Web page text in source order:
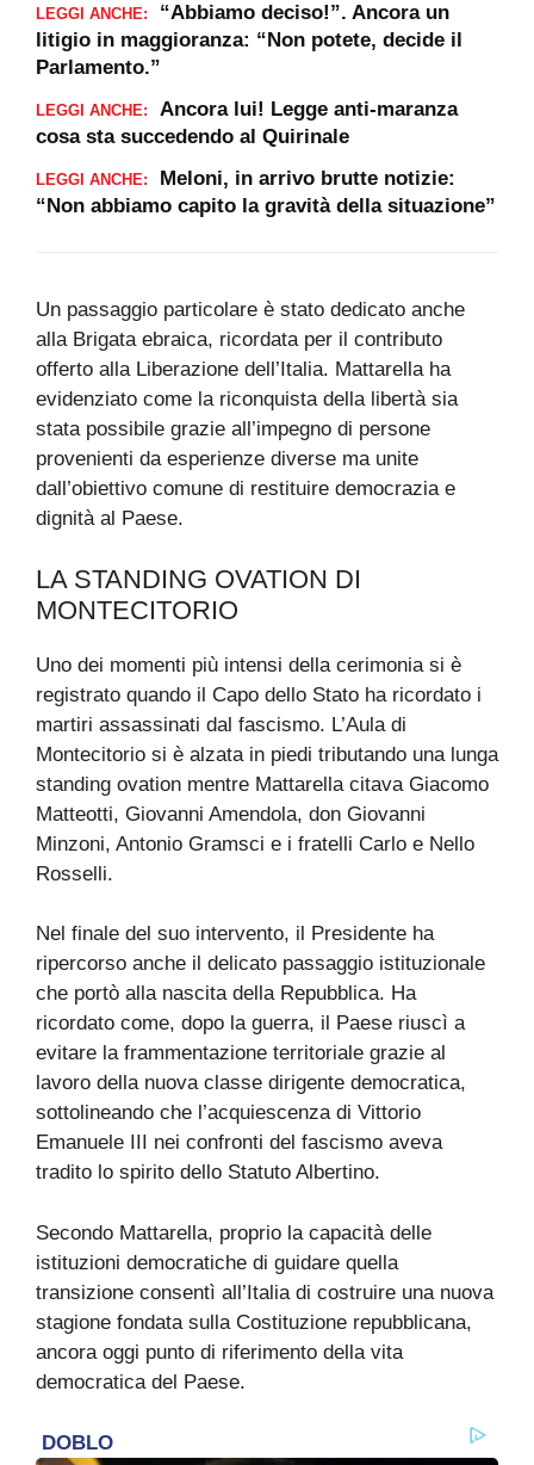
LEGGI ANCHE:
“Abbiamo deciso!”. Ancora un
litigio in maggioranza: “Non potete, decide il
Parlamento.”
LEGGI ANCHE:
Ancora lui! Legge anti-maranza
cosa sta succedendo al Quirinale
LEGGI ANCHE:
Meloni, in arrivo brutte notizie:
“Non abbiamo capito la gravità della situazione”
Un passaggio particolare è stato dedicato anche
alla Brigata ebraica, ricordata per il contributo
offerto alla Liberazione dell’Italia. Mattarella ha
evidenziato come la riconquista della libertà sia
stata possibile grazie all’impegno di persone
provenienti da esperienze diverse ma unite
dall’obiettivo comune di restituire democrazia e
dignità al Paese.
LA STANDING OVATION DI
MONTECITORIO
Uno dei momenti più intensi della cerimonia si è
registrato quando il Capo dello Stato ha ricordato i
martiri assassinati dal fascismo. L’Aula di
Montecitorio si è alzata in piedi tributando una lunga
standing ovation mentre Mattarella citava Giacomo
Matteotti, Giovanni Amendola, don Giovanni
Minzoni, Antonio Gramsci e i fratelli Carlo e Nello
Rosselli.
Nel finale del suo intervento, il Presidente ha
ripercorso anche il delicato passaggio istituzionale
che portò alla nascita della Repubblica. Ha
ricordato come, dopo la guerra, il Paese riuscì a
evitare la frammentazione territoriale grazie al
lavoro della nuova classe dirigente democratica,
sottolineando che l’acquiescenza di Vittorio
Emanuele III nei confronti del fascismo aveva
tradito lo spirito dello Statuto Albertino.
Secondo Mattarella, proprio la capacità delle
istituzioni democratiche di guidare quella
transizione consentì all’Italia di costruire una nuova
stagione fondata sulla Costituzione repubblicana,
ancora oggi punto di riferimento della vita
democratica del Paese.